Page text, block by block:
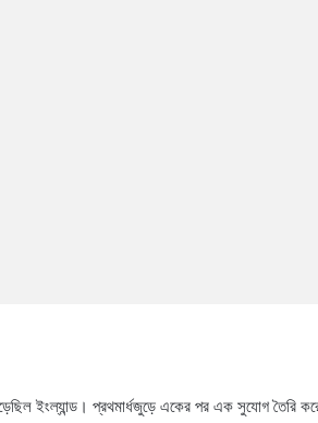
ইংল্যান্ড। প্রথমার্ধজুড়ে একের পর এক সুযোগ তৈরি